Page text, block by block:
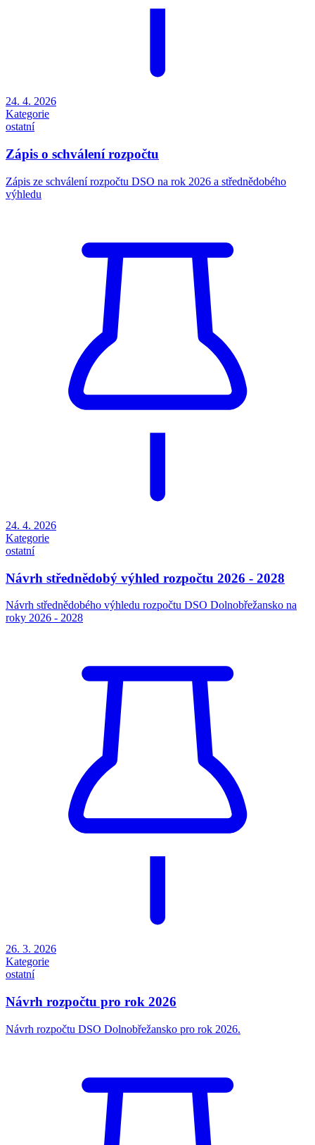
24. 4. 2026
Kategorie
ostatní
Zápis o schválení rozpočtu
Zápis ze schválení rozpočtu DSO na rok 2026 a střednědobého
výhledu
24. 4. 2026
Kategorie
ostatní
Návrh střednědobý výhled rozpočtu 2026 - 2028
Návrh střednědobého výhledu rozpočtu DSO Dolnobřežansko na
roky 2026 - 2028
26. 3. 2026
Kategorie
ostatní
Návrh rozpočtu pro rok 2026
Návrh rozpočtu DSO Dolnobřežansko pro rok 2026.